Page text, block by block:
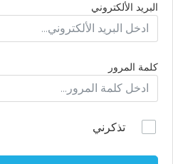
البريد الألكتروني
كلمة المرور
تذكرني